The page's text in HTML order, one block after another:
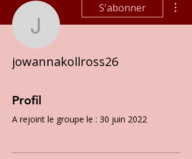
S'abonner
jowannakollross26
Profil
A rejoint le groupe le : 30 juin 2022